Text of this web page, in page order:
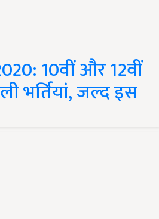
10वीं और 12वीं
भर्तियां, जल्द इस